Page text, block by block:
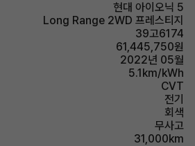
현대 아이오닉 5
Long Range 2WD 프레스티지
39고6174
61,445,750원
2022년 05월
5.1km/kWh
CVT
전기
회색
무사고
31,000km